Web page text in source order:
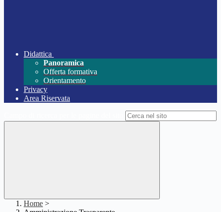
Didattica
Panoramica
Offerta formativa
Orientamento
Privacy
Area Riservata
Home >